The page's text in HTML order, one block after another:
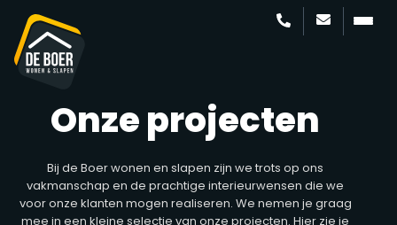
Onze projecten
Bij de Boer wonen en slapen zijn we trots op ons
vakmanschap en de prachtige interieurwensen die we
voor onze klanten mogen realiseren. We nemen je graag
mee in een kleine selectie van onze projecten. Hier zie je